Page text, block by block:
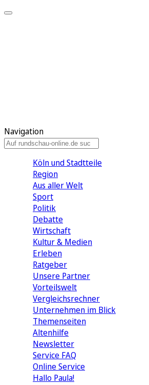
Navigation
Köln und Stadtteile
Region
Aus aller Welt
Sport
Politik
Debatte
Wirtschaft
Kultur & Medien
Erleben
Ratgeber
Unsere Partner
Vorteilswelt
Vergleichsrechner
Unternehmen im Blick
Themenseiten
Altenhilfe
Newsletter
Service FAQ
Online Service
Hallo Paula!